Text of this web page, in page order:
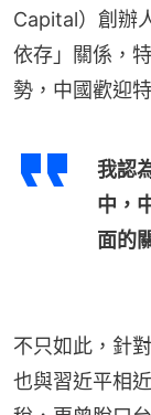
Capital）創辦
依存」關係，
勢，中國歡迎
我認
中，
面的
不只如此，針
也與習近平相